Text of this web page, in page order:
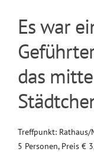
Es war
das
Treffpunkt:
5 Personen, Preis €